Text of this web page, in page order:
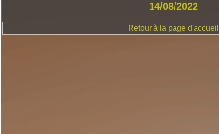
14/08/2022
Retour à la page d'accueil